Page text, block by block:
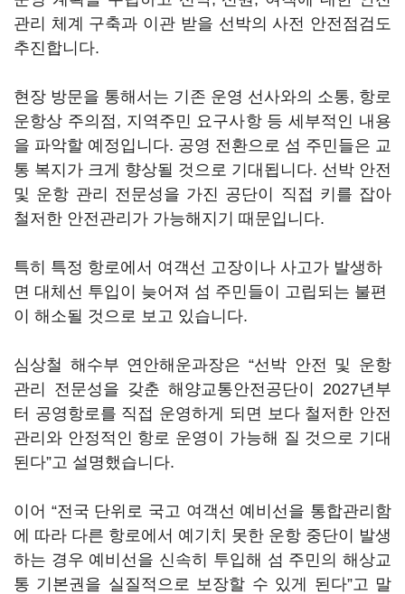
관리 체계 구축과 이관 받을 선박의 사전 안전점검도
추진합니다.
현장 방문을 통해서는 기존 운영 선사와의 소통, 항로
운항상 주의점, 지역주민 요구사항 등 세부적인 내용
을 파악할 예정입니다. 공영 전환으로 섬 주민들은 교
통 복지가 크게 향상될 것으로 기대됩니다. 선박 안전
및 운항 관리 전문성을 가진 공단이 직접 키를 잡아
철저한 안전관리가 가능해지기 때문입니다.
특히 특정 항로에서 여객선 고장이나 사고가 발생하
면 대체선 투입이 늦어져 섬 주민들이 고립되는 불편
이 해소될 것으로 보고 있습니다.
심상철 해수부 연안해운과장은 “선박 안전 및 운항
관리 전문성을 갖춘 해양교통안전공단이 2027년부
터 공영항로를 직접 운영하게 되면 보다 철저한 안전
관리와 안정적인 항로 운영이 가능해 질 것으로 기대
된다”고 설명했습니다.
이어 “전국 단위로 국고 여객선 예비선을 통합관리함
에 따라 다른 항로에서 예기치 못한 운항 중단이 발생
하는 경우 예비선을 신속히 투입해 섬 주민의 해상교
통 기본권을 실질적으로 보장할 수 있게 된다”고 말